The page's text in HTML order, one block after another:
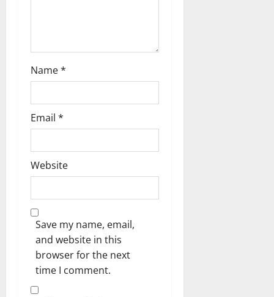
Name*
Email *
Website
Save my name, email,
and website in this
browser for the next
time I comment.